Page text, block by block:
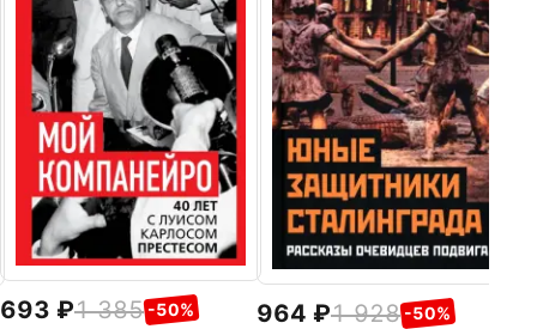
693 1 385 -50% 964 1 928 -50%